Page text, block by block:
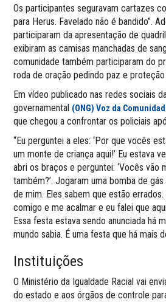
Os participantes seguravam cartazes
para Herus. Favelado não é bandido”.
participaram da apresentação de
exibiram as camisas manchadas de
comunidade também participaram do
roda de oração pedindo paz e
Em vídeo publicado nas redes sociais
governamental (ONG) Voz da
que chegou a confrontar os policiais
“Eu perguntei a eles: ‘Por que vocês
um monte de criança aqui!’ Eu estava
abri os braços e perguntei: ‘Vocês vão
também?’. Jogaram uma bomba de
de mim. Eles sabem que estão
comigo e me acalmar e eu falei que
Essa festa estava sendo anunciada há
mundo sabia. É uma festa que há mais
Instituições
O Ministério da Igualdade Racial vai
do estado e aos órgãos de controle